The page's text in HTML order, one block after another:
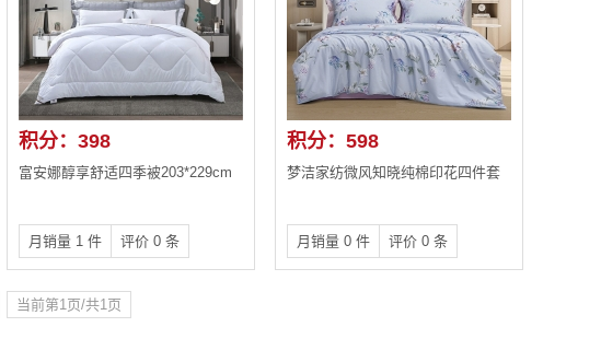
积分：398
富安娜醇享舒适四季被203*229cm
月销量 1 件 评价 0 条
积分：598
梦洁家纺微风知晓纯棉印花四件套
月销量 0 件 评价 0 条
当前第1页/共1页